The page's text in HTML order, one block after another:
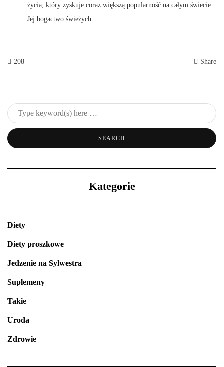
życia, który zyskuje coraz większą popularność na całym świecie.
Jej bogactwo świeżych...
208 Share
Kategorie
Diety
Diety proszkowe
Jedzenie na Sylwestra
Suplemeny
Takie
Uroda
Zdrowie